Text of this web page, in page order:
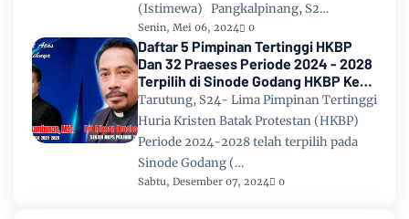
(Istimewa) Pangkalpinang, S2…
Senin, Mei 06, 2024 0
Daftar 5 Pimpinan Tertinggi HKBP
Dan 32 Praeses Periode 2024 - 2028
Terpilih di Sinode Godang HKBP Ke
67 Tahun 2024
Tarutung, S24- Lima Pimpinan Tertinggi
Huria Kristen Batak Protestan (HKBP)
Periode 2024-2028 telah terpilih pada
Sinode Godang (…
Sabtu, Desember 07, 2024 0